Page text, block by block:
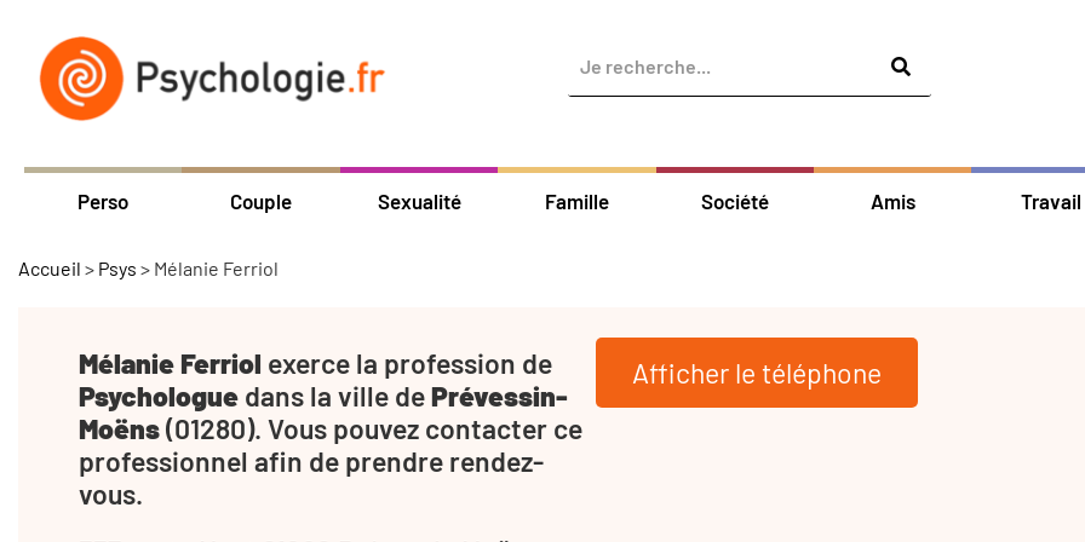
Perso Couple Sexualité Famille Société Amis Travail
Accueil > Psys > Mélanie Ferriol
Mélanie Ferriol exerce la profession de
Psychologue dans la ville dePrévessin-
Moëns(01280). Vous pouvez contacter ce
professionnel afin de prendre rendez-
vous.
Afficher le téléphone